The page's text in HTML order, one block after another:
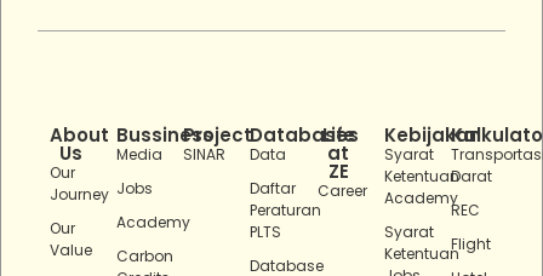
About
Us
Our
Journey
Our
Value
Bussiness
Media
Jobs
Academy
Carbon
Project
SINAR
Databases
Data
Daftar
Peraturan
PLTS
Database
Life
at
ZE
Career
Kebijakan
Syarat
Ketentuan
Academy
Syarat
Ketentuan
Darat
REC
Flight